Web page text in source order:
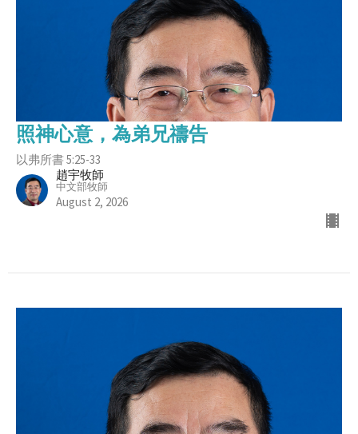
照神心意，為弟兄禱告
以弗所書 5:25-33
趙宇牧師
中文部牧師
August 2, 2026